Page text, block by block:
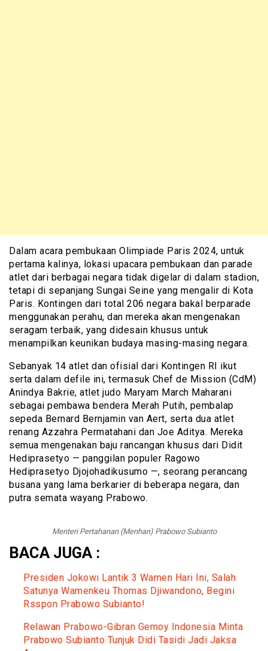
Dalam acara pembukaan Olimpiade Paris 2024, untuk
pertama kalinya, lokasi upacara pembukaan dan parade
atlet dari berbagai negara tidak digelar di dalam stadion,
tetapi di sepanjang Sungai Seine yang mengalir di Kota
Paris. Kontingen dari total 206 negara bakal berparade
menggunakan perahu, dan mereka akan mengenakan
seragam terbaik, yang didesain khusus untuk
menampilkan keunikan budaya masing-masing negara.
Sebanyak 14 atlet dan ofisial dari Kontingen RI ikut
serta dalam defile ini, termasuk Chef de Mission (CdM)
Anindya Bakrie, atlet judo Maryam March Maharani
sebagai pembawa bendera Merah Putih, pembalap
sepeda Bernard Bernjamin van Aert, serta dua atlet
renang Azzahra Permatahani dan Joe Aditya. Mereka
semua mengenakan baju rancangan khusus dari Didit
Hediprasetyo — panggilan populer Ragowo
Hediprasetyo Djojohadikusumo —, seorang perancang
busana yang lama berkarier di beberapa negara, dan
putra semata wayang Prabowo.
Menteri Pertahanan (Menhan) Prabowo Subianto
BACA JUGA :
Presiden Jokowi Lantik 3 Wamen Hari Ini, Salah
Satunya Wamenkeu Thomas Djiwandono, Begini
Rsspon Prabowo Subianto!
Relawan Prabowo-Gibran Gemoy Indonesia Minta
Prabowo Subianto Tunjuk Didi Tasidi Jadi Jaksa